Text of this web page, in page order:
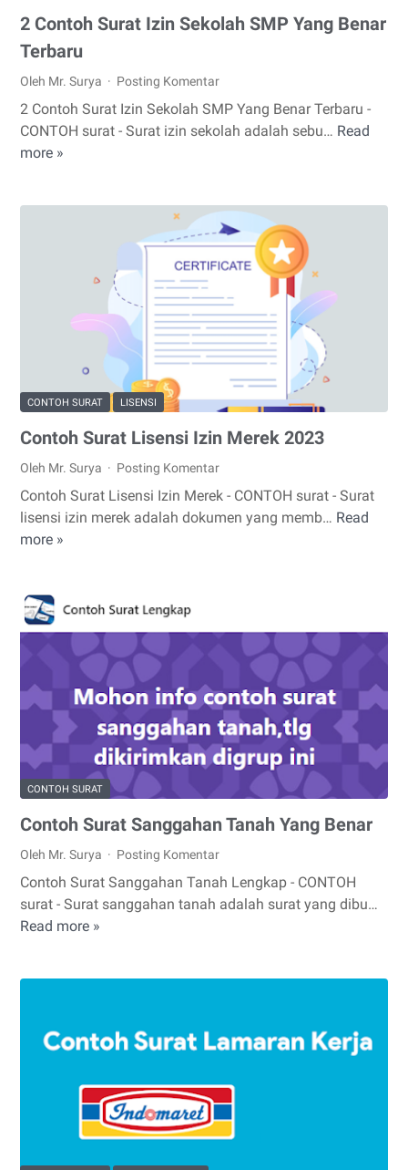
2 Contoh Surat Izin Sekolah SMP Yang Benar
Terbaru
Oleh Mr. Surya Posting Komentar
2 Contoh Surat Izin Sekolah SMP Yang Benar Terbaru -
CONTOH surat - Surat izin sekolah adalah sebu… Read
more »
2
Benar
CONTOH SURAT LISENSI
Contoh Surat Lisensi Izin Merek 2023
Oleh Mr. Surya Posting Komentar
Contoh Surat Lisensi Izin Merek - CONTOH surat - Surat
lisensi izin merek adalah dokumen yang memb… Read
more »
Contoh
Merek
2023
CONTOH SURAT
Contoh Surat Sanggahan Tanah Yang Benar
Oleh Mr. Surya Posting Komentar
Contoh Surat Sanggahan Tanah Lengkap - CONTOH
surat - Surat sanggahan tanah adalah surat yang dibu…
Read more »
Benar